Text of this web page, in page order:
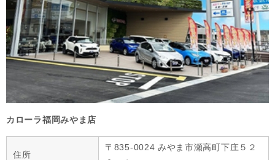
カローラ福岡みやま店
住所
〒835-0024 みやま市瀬高町下庄５２